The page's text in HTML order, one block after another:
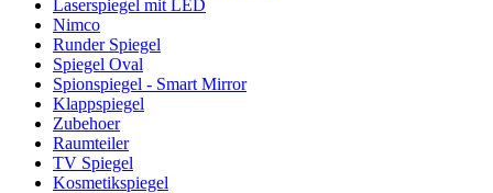
Laserspiegel mit LED
Nimco
Runder Spiegel
Spiegel Oval
Spionspiegel - Smart Mirror
Klappspiegel
Zubehoer
Raumteiler
TV Spiegel
Kosmetikspiegel